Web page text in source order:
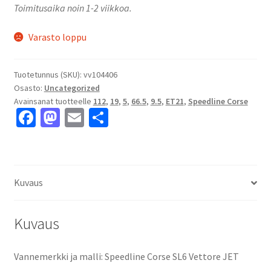
Toimitusaika noin 1-2 viikkoa.
Varasto loppu
Tuotetunnus (SKU): vv104406
Osasto: Uncategorized
Avainsanat tuotteelle 112, 19, 5, 66.5, 9.5, ET21, Speedline Corse
Fa
o
M E S
Kuvaus
Kuvaus
Vannemerkki ja malli: Speedline Corse SL6 Vettore JET